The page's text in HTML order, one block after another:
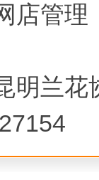
店管
明兰